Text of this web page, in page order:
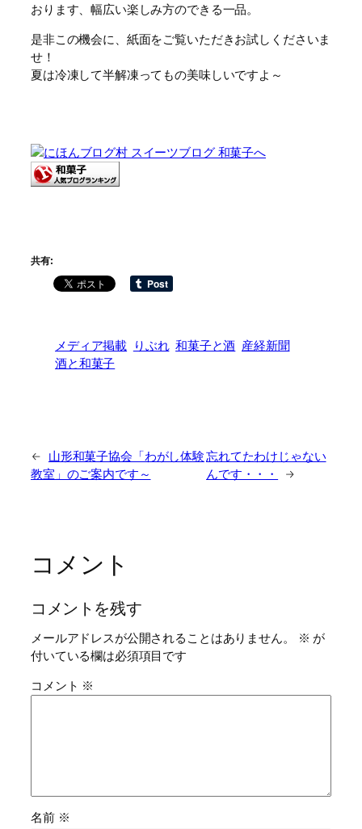
おります、幅広い楽しみ方のできる一品。
是非この機会に、紙面をご覧いただきお試しくださいま
せ！
夏は冷凍して半解凍ってもの美味しいですよ～
共有:
メディア掲載 りぶれ 和菓子と酒 産経新聞
酒と和菓子
←
山形和菓子協会「わがし体験
教室」のご案内です～
忘れてたわけじゃない
んです・・・
→
コメント
コメントを残す
メールアドレスが公開されることはありません。 ※ が
付いている欄は必須項目です
コメント ※
名前 ※